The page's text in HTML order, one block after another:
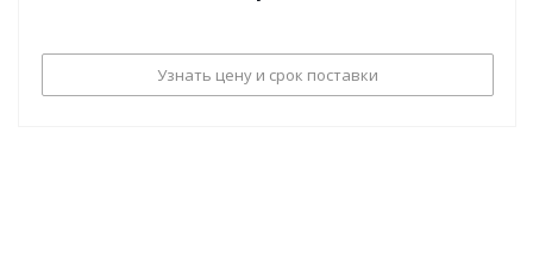
Узнать цену и срок поставки